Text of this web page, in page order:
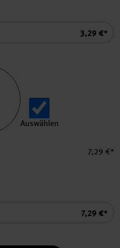
Summe
3,29 €*
Auswählen
7,29 €*
Summe
7,29 €*